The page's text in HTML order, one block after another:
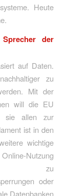
Heute
der
auf Daten.
zu
Mit der
will die EU
sie allen zur
ist in den
wichtige
Nutzung
zu
oder
Datenbanken